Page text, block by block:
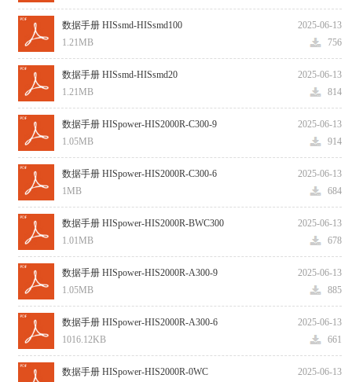
2025-06-13
数据手册 HISsmd-HISsmd100
756
1.21MB
2025-06-13
数据手册 HISsmd-HISsmd20
814
1.21MB
2025-06-13
数据手册 HISpower-HIS2000R-C300-9
914
1.05MB
2025-06-13
数据手册 HISpower-HIS2000R-C300-6
684
1MB
2025-06-13
数据手册 HISpower-HIS2000R-BWC300
678
1.01MB
2025-06-13
数据手册 HISpower-HIS2000R-A300-9
885
1.05MB
2025-06-13
数据手册 HISpower-HIS2000R-A300-6
661
1016.12KB
2025-06-13
数据手册 HISpower-HIS2000R-0WC